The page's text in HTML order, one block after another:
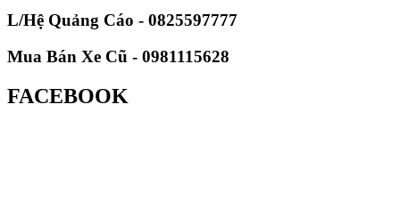
L/Hệ Quảng Cáo - 0825597777
Mua Bán Xe Cũ - 0981115628
FACEBOOK